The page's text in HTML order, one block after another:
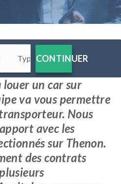
CONTINUER
louer un car sur
va vous permettre
Nous
avec les
sur Thenon.
des contrats